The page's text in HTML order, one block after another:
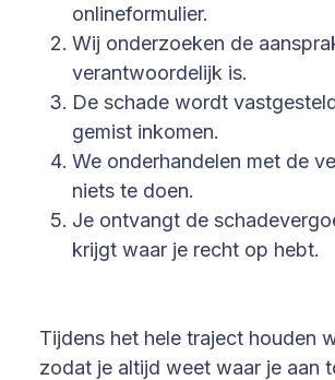
onlineformulier.
Wij onderzoeken de
verantwoordelijk is.
De schade wordt
gemist inkomen.
We onderhandelen met de
niets te doen.
Je ontvangt de
krijgt waar je recht op hebt.
Tijdens het hele traject houden
zodat je altijd weet waar je aan